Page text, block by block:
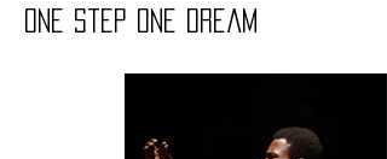
one step one dream